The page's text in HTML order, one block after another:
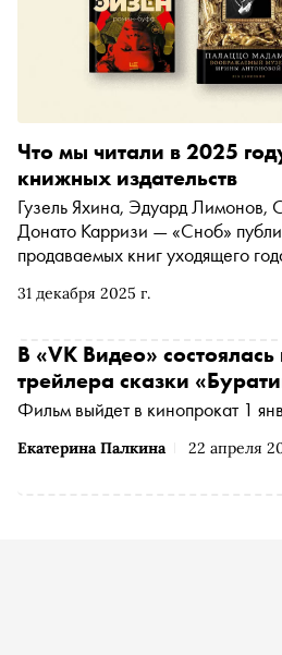
31 декабря 2025 г.
Что мы читали в 2025
книжных издательств
Гузель Яхина, Эдуард Лимонов,
Донато Карризи — «Сноб»
продаваемых книг уходящего
неожиданные открытия в нон-
Екатерина Палкина 22 апреля
В «VK Видео»
трейлера сказки
Фильм выйдет в кинопрокат 1